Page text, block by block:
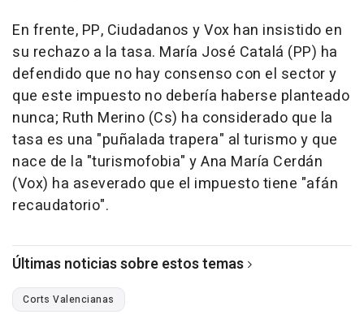
En frente, PP, Ciudadanos y Vox han insistido en
su rechazo a la tasa. María José Catalá (PP) ha
defendido que no hay consenso con el sector y
que este impuesto no debería haberse planteado
nunca; Ruth Merino (Cs) ha considerado que la
tasa es una "puñalada trapera" al turismo y que
nace de la "turismofobia" y Ana María Cerdán
(Vox) ha aseverado que el impuesto tiene "afán
recaudatorio".
Últimas noticias sobre estos temas
Corts Valencianas